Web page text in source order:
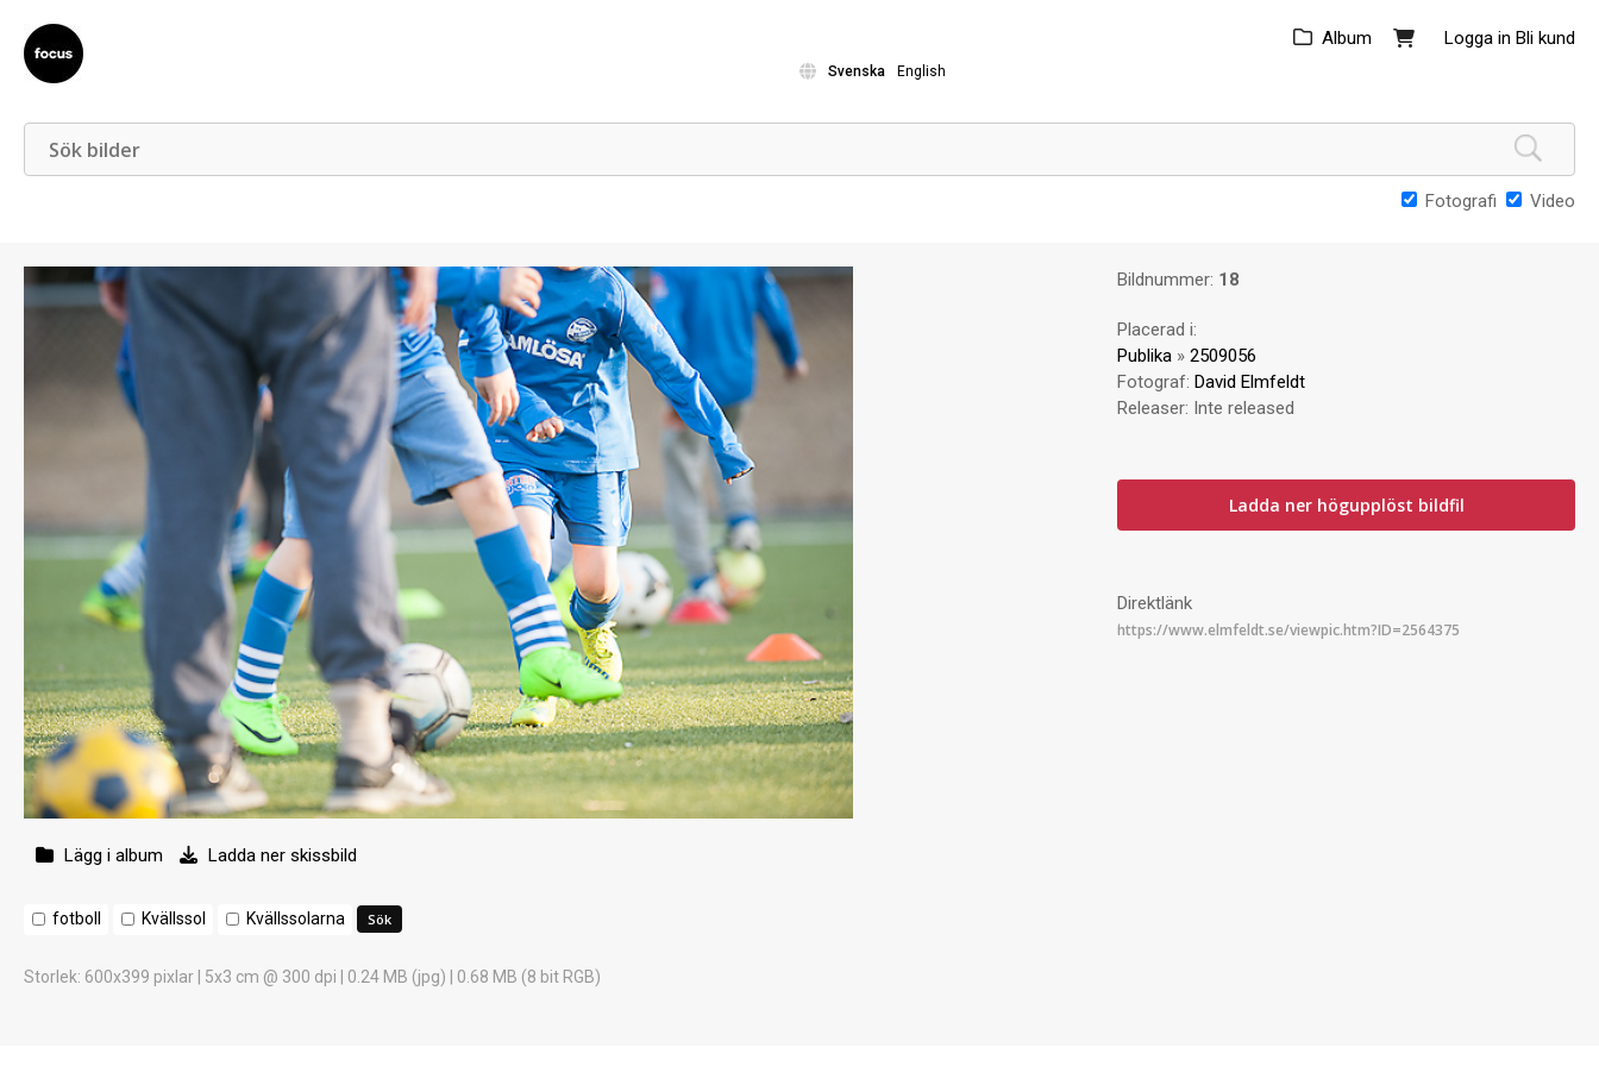
Logga in Bli kund
Album
Svenska English
Fotografi Video
Lägg i album Ladda ner skissbild
fotboll Kvällssol Kvällssolarna
Storlek: 600x399 pixlar | 5x3 cm @ 300 dpi | 0.24 MB (jpg) | 0.68 MB (8 bit RGB)
Bildnummer: 18
Placerad i:
Publika »2509056
Fotograf:David Elmfeldt
Releaser: Inte released
Ladda ner högupplöst bildfil
Direktlänk